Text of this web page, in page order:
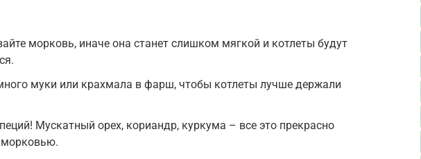
морковь, иначе она станет слишком мягкой и котлеты будут
муки или крахмала в фарш, чтобы котлеты лучше держали
Мускатный орех, кориандр, куркума – все это прекрасно
морковью.